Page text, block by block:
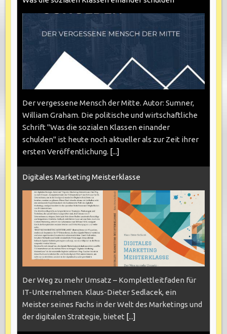
Der vergessene Mensch der Mitte. Autor: Sumner,
William Graham. Die politische und wirtschaftliche
Schrift "Was die sozialen Klassen einander
schulden" ist heute noch aktueller als zur Zeit ihrer
ersten Veröffentlichung. [...]
Digitales Marketing Meisterklasse
Der Weg zu mehr Umsatz – Komplettleitfaden für
IT-Unternehmen. Klaus-Dieter Sedlacek, ein
Meister seines Fachs in der Welt des Marketings und
der digitalen Strategie, bietet [...]